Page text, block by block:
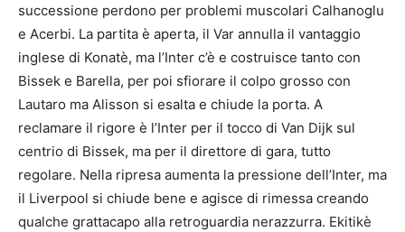
successione perdono per problemi muscolari Calhanoglu
e Acerbi. La partita è aperta, il Var annulla il vantaggio
inglese di Konatè, ma l’Inter c’è e costruisce tanto con
Bissek e Barella, per poi sfiorare il colpo grosso con
Lautaro ma Alisson si esalta e chiude la porta. A
reclamare il rigore è l’Inter per il tocco di Van Dijk sul
centrio di Bissek, ma per il direttore di gara, tutto
regolare. Nella ripresa aumenta la pressione dell’Inter, ma
il Liverpool si chiude bene e agisce di rimessa creando
qualche grattacapo alla retroguardia nerazzurra. Ekitikè